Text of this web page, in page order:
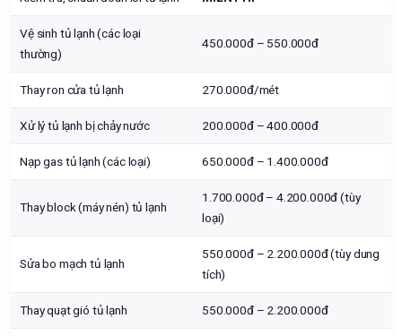
Vệ sinh tủ lạnh (các loại
thường)
450.000đ – 550.000đ
Thay ron cửa tủ lạnh 270.000đ/mét
Xử lý tủ lạnh bị chảy nước 200.000đ – 400.000đ
Nạp gas tủ lạnh (các loại) 650.000đ – 1.400.000đ
Thay block (máy nén) tủ lạnh
1.700.000đ – 4.200.000đ (tùy
loại)
Sửa bo mạch tủ lạnh
550.000đ – 2.200.000đ (tùy dung
tích)
Thay quạt gió tủ lạnh 550.000đ – 2.200.000đ